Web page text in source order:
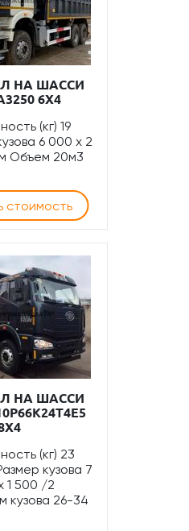
НА ШАССИ
6Х4
(кг) 19
6 000 x 2
Объем 20м3
стоимость
НА ШАССИ
(кг) 23
кузова 7
1 500 /2
кузова 26-34